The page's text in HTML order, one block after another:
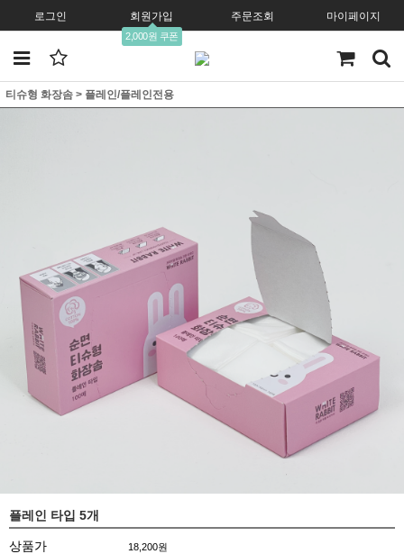
로그인 회원가입
2,000원 쿠폰
주문조회 마이페이지
티슈형 화장솜 > 플레인/플레인전용
플레인 타입 5개
상품가 18,200원